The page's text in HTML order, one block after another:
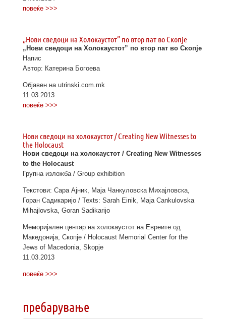
повеќе >>>
„Нови сведоци на Холокаустот” по втор пат во Скопје
„Нови сведоци на Холокаустот” по втор пат во Скопје
Напис
Автор: Катерина Богоева
Објавен на utrinski.com.mk
11.03.2013
повеќе >>>
Нови сведоци на холокаустот / Creating New Witnesses to
the Holocaust
Нови сведоци на холокаустот / Creating New Witnesses
to the Holocaust
Групна изложба / Group exhibition
Текстови: Сара Ајник, Маја Чанкуловска Михајловска,
Горан Садикаријо / Texts: Sarah Einik, Maja Cankulovska
Mihajlovska, Goran Sadikarijo
Меморијален центар на холокаустот на Евреите од
Македонија, Скопје / Holocaust Memorial Center for the
Jews of Macedonia, Skopje
11.03.2013
повеќе >>>
пребарување